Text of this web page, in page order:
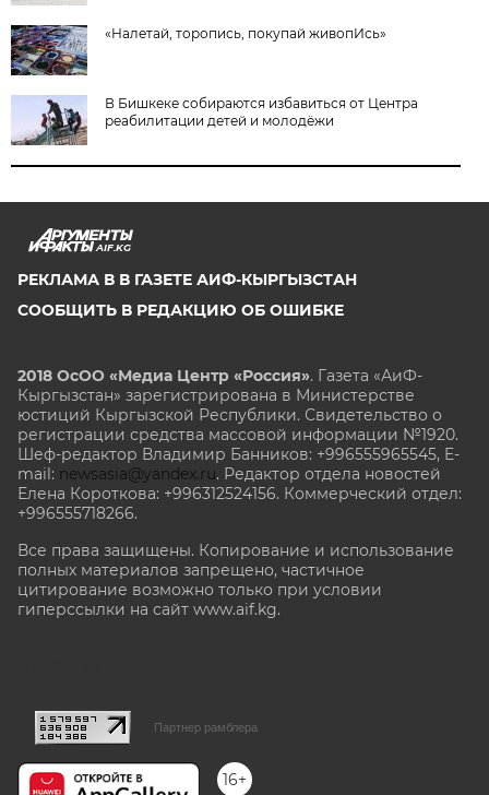
«Налетай, торопись, покупай живопИсь»
В Бишкеке собираются избавиться от Центра
реабилитации детей и молодёжи
AIF.KG
РЕКЛАМА В В ГАЗЕТЕ АИФ-КЫРГЫЗСТАН
СООБЩИТЬ В РЕДАКЦИЮ ОБ ОШИБКЕ
2018 ОсОО «Медиа Центр «Россия». Газета «АиФ-
Кыргызстан» зарегистрирована в Министерстве
юстиций Кыргызской Республики. Свидетельство о
регистрации средства массовой информации №1920.
Шеф-редактор Владимир Банников: +996555965545, E-
mail: newsasia@yandex.ru. Редактор отдела новостей
Елена Короткова: +996312524156. Коммерческий отдел:
+996555718266.
Все права защищены. Копирование и использование
полных материалов запрещено, частичное
цитирование возможно только при условии
гиперссылки на сайт www.aif.kg.
Партнер рамблера
16+